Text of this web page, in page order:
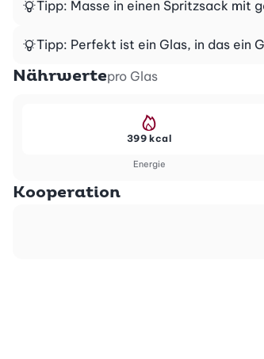
Tipp: Masse in einen Spritzsack mit
Tipp: Perfekt ist ein Glas, in das ein
Nährwertepro Glas
Energie
399 kcal
Kooperation